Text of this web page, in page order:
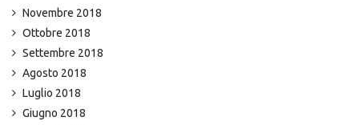
Novembre 2018
Ottobre 2018
Settembre 2018
Agosto 2018
Luglio 2018
Giugno 2018